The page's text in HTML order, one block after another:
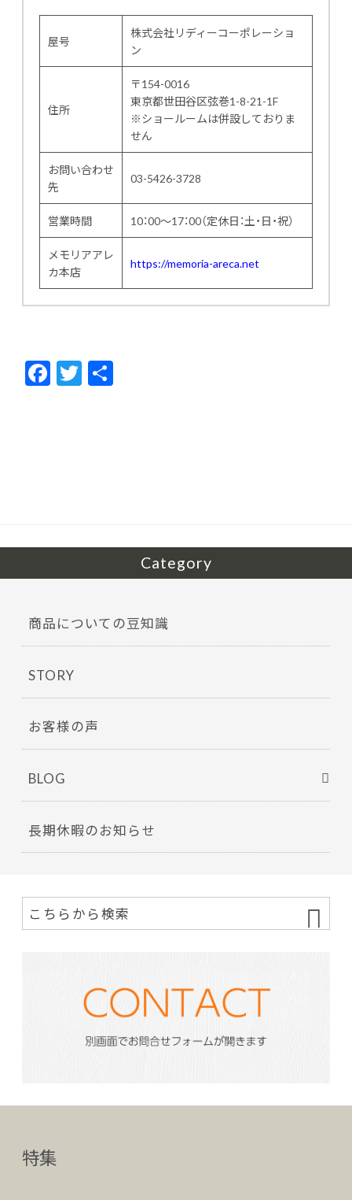
屋号
株式会社リディーコーポレーショ
ン
住所
〒154-0016
東京都世田谷区弦巻1-8-21-1F
※ショールームは併設しておりま
せん
お問い合わせ
先
03-5426-3728
営業時間 10：00～17：00（定休日：土・日・祝）
メモリアアレ
カ本店
https://memoria-areca.net
F
ac
T
w
Category
商品についての豆知識
STORY
お客様の声
BLOG
長期休暇のお知らせ
特集